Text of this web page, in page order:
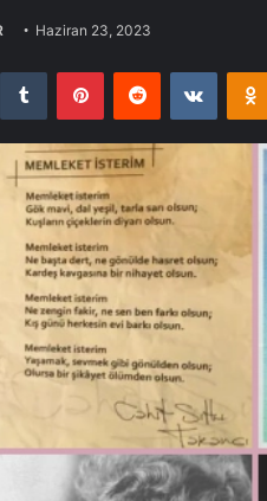
Haziran 23, 2023
Tumblr PinterestReddit